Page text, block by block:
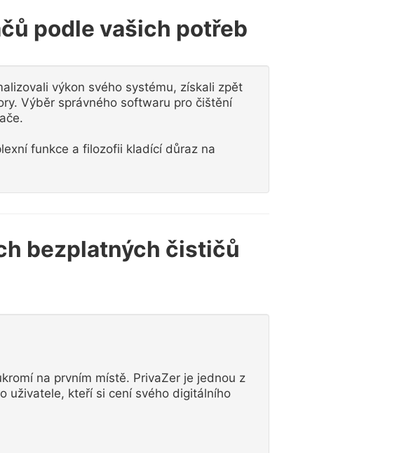
podle vašich potřeb
výkon svého systému, získali zpět
Výběr správného softwaru pro čištění
funkce a filozofii kladící důraz na
bezplatných čističů
na prvním místě. PrivaZer je jednou z
uživatele, kteří si cení svého digitálního